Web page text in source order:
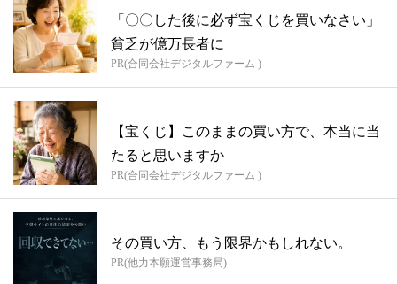
「〇〇した後に必ず宝くじを買いなさい」
貧乏が億万長者に
PR(合同会社デジタルファーム )
【宝くじ】このままの買い方で、本当に当
たると思いますか
PR(合同会社デジタルファーム )
その買い方、もう限界かもしれない。
PR(他力本願運営事務局)